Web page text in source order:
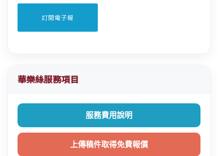
華樂絲服務項目
服務費用說明
上傳稿件取得免費報價